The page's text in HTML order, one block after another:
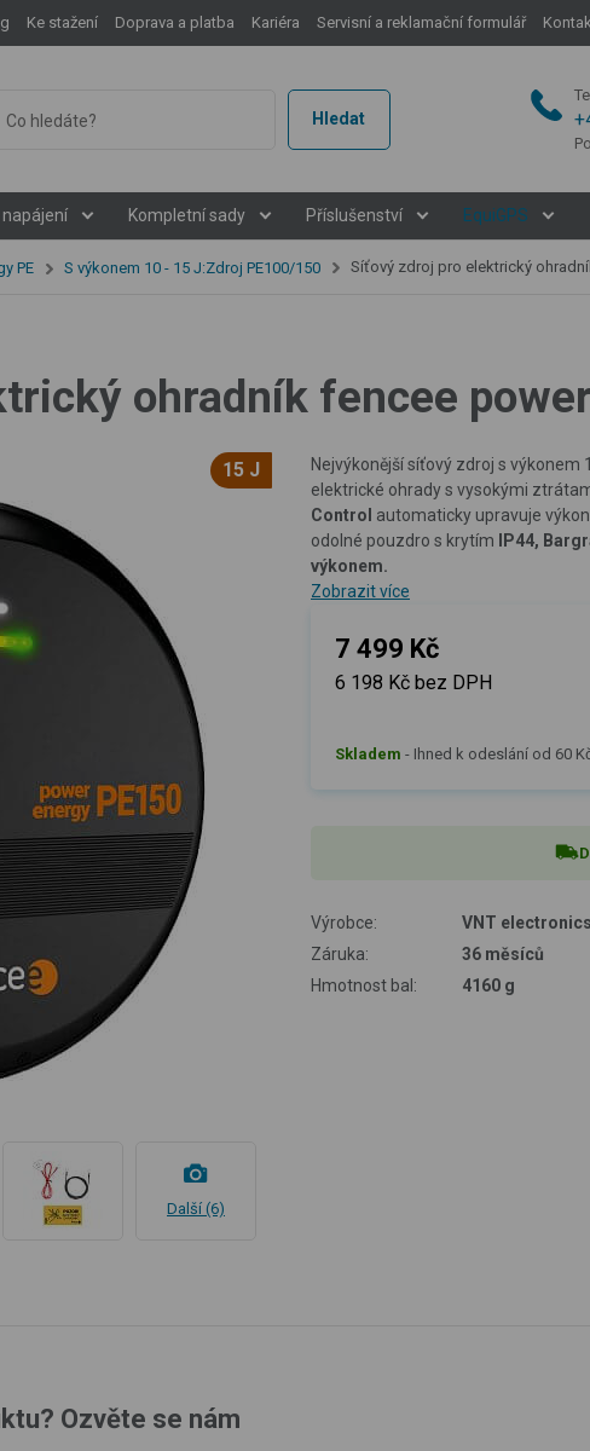
Ke stažení Doprava a platba Kariéra Servisní a reklamační formulář
Hledat
napájení Kompletní sady Příslušenství EquiGPS
PE S výkonem 10 - 15 J:Zdroj PE100/150 Síťový zdroj pro elektrický ohradník
ohradník fencee
15 J
Další (6)
Nejvýkonější síťový zdroj s výkonem
elektrické ohrady s vysokými
Control automaticky upravuje
odolné pouzdro s krytím IP44,
výkonem.
Zobrazit více
7 499 Kč
6 198 Kč bez DPH
Skladem - Ihned k odeslání od 60
Výrobce: VNT
Záruka:
36 měsíců
Hmotnost bal:
4160 g
Ozvěte se nám